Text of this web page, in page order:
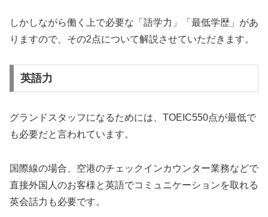
しかしながら働く上で必要な「語学力」「最低学歴」があ
りますので、その2点について解説させていただきます。
英語力
グランドスタッフになるためには、TOEIC550点が最低で
も必要だと言われています。
国際線の場合、空港のチェックインカウンター業務などで
直接外国人のお客様と英語でコミュニケーションを取れる
英会話力も必要です。